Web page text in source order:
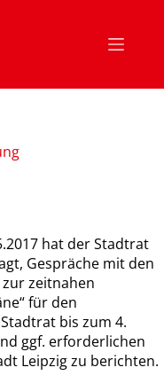
hat der Stadtrat
Gespräche mit den
zeitnahen
für den
bis zum 4.
ggf. erforderlichen
Leipzig zu berichten.